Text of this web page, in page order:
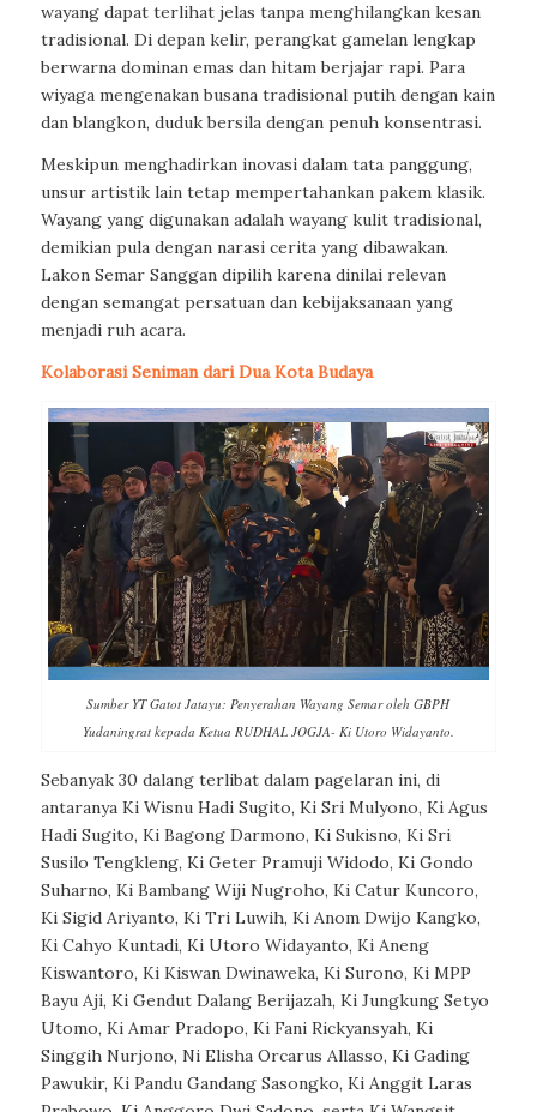
wayang dapat terlihat jelas tanpa menghilangkan kesan
tradisional. Di depan kelir, perangkat gamelan lengkap
berwarna dominan emas dan hitam berjajar rapi. Para
wiyaga mengenakan busana tradisional putih dengan kain
dan blangkon, duduk bersila dengan penuh konsentrasi.
Meskipun menghadirkan inovasi dalam tata panggung,
unsur artistik lain tetap mempertahankan pakem klasik.
Wayang yang digunakan adalah wayang kulit tradisional,
demikian pula dengan narasi cerita yang dibawakan.
Lakon Semar Sanggan dipilih karena dinilai relevan
dengan semangat persatuan dan kebijaksanaan yang
menjadi ruh acara.
Kolaborasi Seniman dari Dua Kota Budaya
Sumber YT Gatot Jatayu: Penyerahan Wayang Semar oleh GBPH
Yudaningrat kepada Ketua RUDHAL JOGJA- Ki Utoro Widayanto.
Sebanyak 30 dalang terlibat dalam pagelaran ini, di
antaranya Ki Wisnu Hadi Sugito, Ki Sri Mulyono, Ki Agus
Hadi Sugito, Ki Bagong Darmono, Ki Sukisno, Ki Sri
Susilo Tengkleng, Ki Geter Pramuji Widodo, Ki Gondo
Suharno, Ki Bambang Wiji Nugroho, Ki Catur Kuncoro,
Ki Sigid Ariyanto, Ki Tri Luwih, Ki Anom Dwijo Kangko,
Ki Cahyo Kuntadi, Ki Utoro Widayanto, Ki Aneng
Kiswantoro, Ki Kiswan Dwinaweka, Ki Surono, Ki MPP
Bayu Aji, Ki Gendut Dalang Berijazah, Ki Jungkung Setyo
Utomo, Ki Amar Pradopo, Ki Fani Rickyansyah, Ki
Singgih Nurjono, Ni Elisha Orcarus Allasso, Ki Gading
Pawukir, Ki Pandu Gandang Sasongko, Ki Anggit Laras